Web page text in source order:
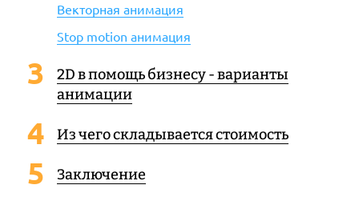
Векторная анимация
Stop motion анимация
2D в помощь бизнесу - варианты
анимации
Из чего складывается стоимость
Заключение